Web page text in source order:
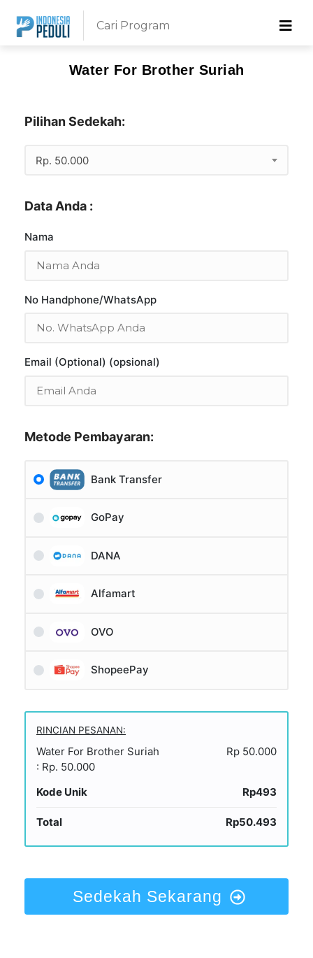
Water For Brother Suriah
Pilihan Sedekah:
Rp. 50.000
Data Anda :
Nama
No Handphone/WhatsApp
Email (Optional) (opsional)
Metode Pembayaran:
Bank Transfer
GoPay
DANA
Alfamart
OVO
ShopeePay
RINCIAN PESANAN:
Water For Brother Suriah
: Rp. 50.000
Rp 50.000
Kode Unik Rp493
Total Rp50.493
Sedekah Sekarang